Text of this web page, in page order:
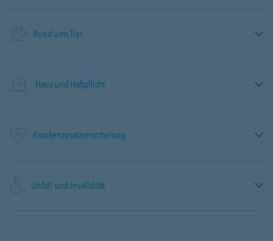
Rund ums Tier
Haus und Haftpflicht
Krankenzusatzversicherung
Unfall und Invalidität